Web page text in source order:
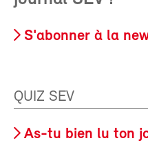
S'abonner à la
QUIZ SEV
As-tu bien lu ton